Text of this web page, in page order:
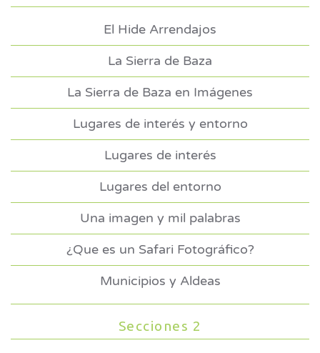
El Hide Arrendajos
La Sierra de Baza
La Sierra de Baza en Imágenes
Lugares de interés y entorno
Lugares de interés
Lugares del entorno
Una imagen y mil palabras
¿Que es un Safari Fotográfico?
Municipios y Aldeas
Secciones 2